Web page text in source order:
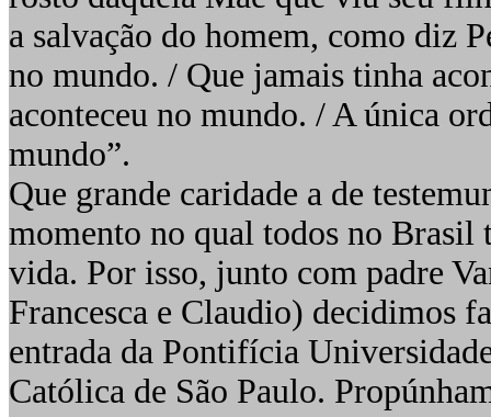
a salvação do homem, como diz
no mundo. / Que jamais tinha
aconteceu no mundo. / A única
mundo”.
Que grande caridade a de
momento no qual todos no Brasil
vida. Por isso, junto com padre
Francesca e Claudio) decidimos
entrada da Pontifícia
Católica de São Paulo.